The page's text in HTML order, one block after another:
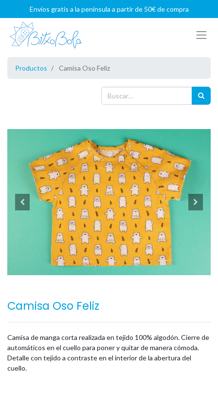
Envíos gratis a la península a partir de 50€ de compra
Productos Camisa Oso Feliz
Camisa Oso Feliz
Camisa de manga corta realizada en tejido 100% algodón. Cierre de
automáticos en el cuello para poner y quitar de manera cómoda.
Detalle con tejido a contraste en el interior de la abertura del
cuello.